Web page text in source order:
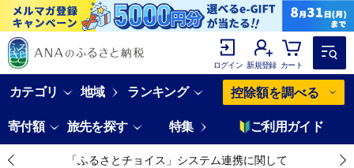
ログイン 新規登録 カート
カテゴリ 地域 ランキング 控除額を調べる
寄付額 旅先を探す 特集 ご利用ガイド
「ふるさとチョイス」システム連携に関して